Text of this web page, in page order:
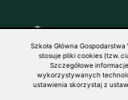
© 1816–2026
Szkoła Główna
stosuje pliki cookies (tzw.
Szczegółowe
wykorzystywanych
ustawienia skorzystaj z